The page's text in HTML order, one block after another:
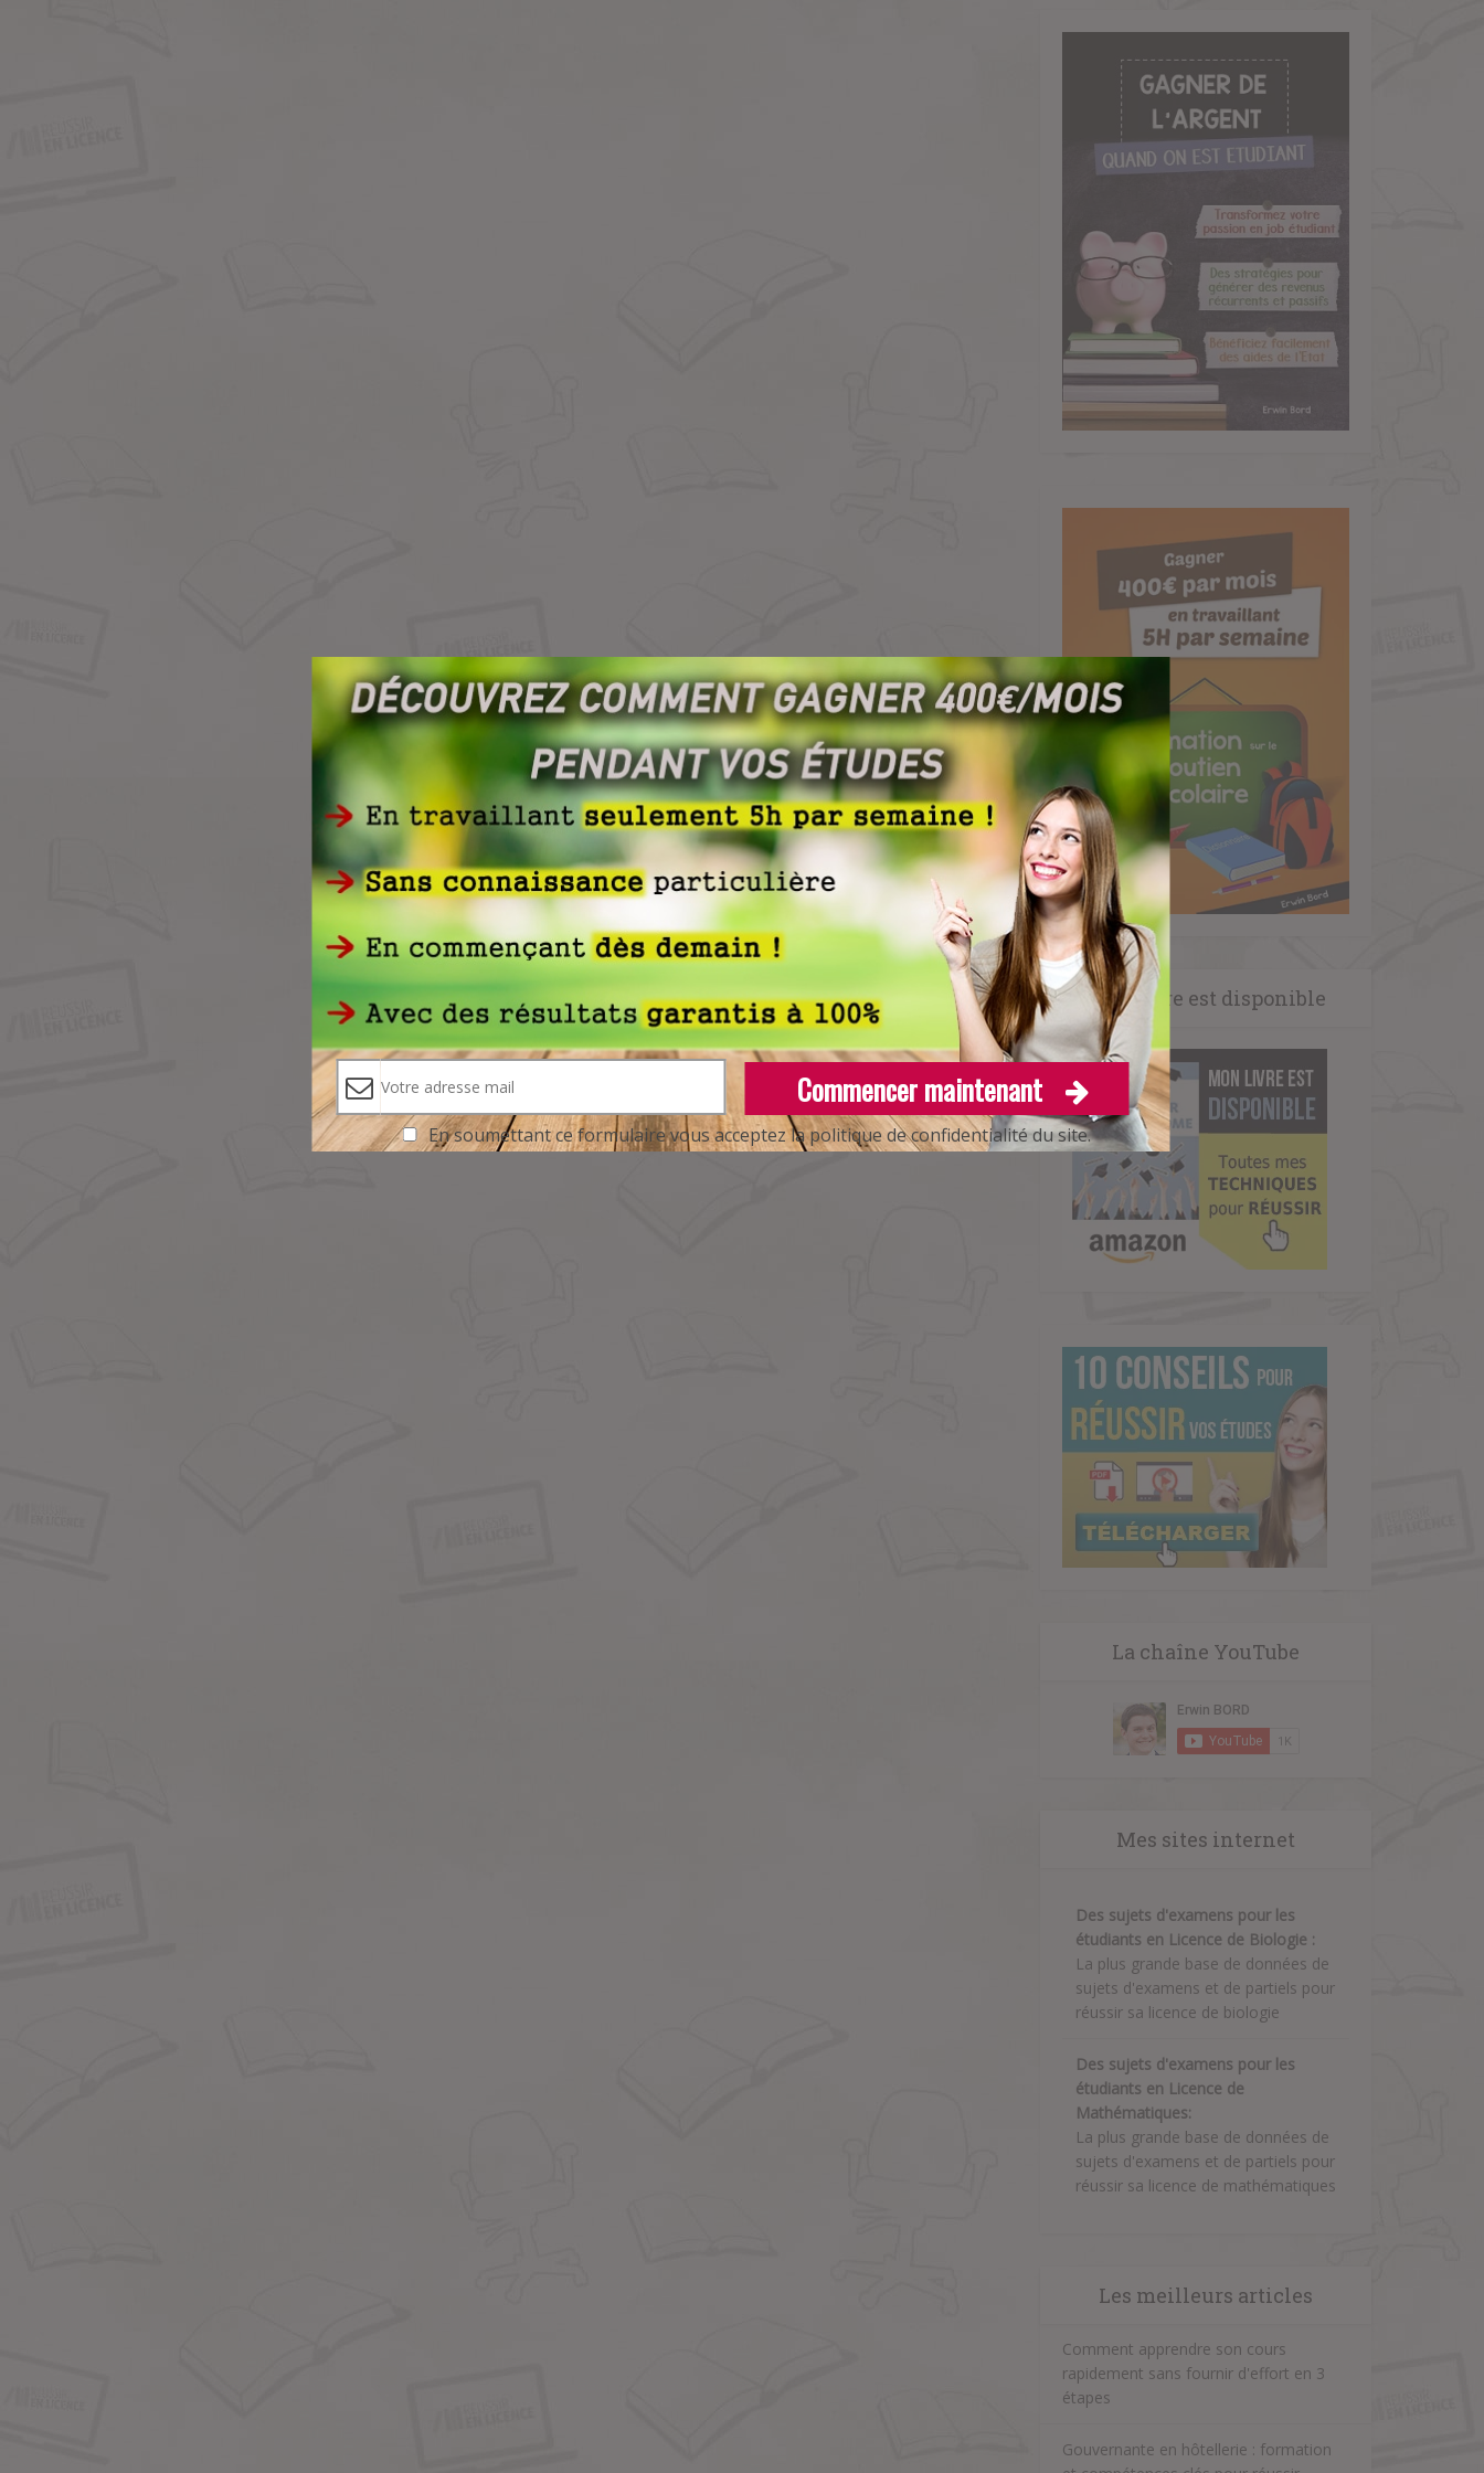
Mon livre est disponible
La chaîne YouTube
Mes sites internet
Des sujets d'examens pour les
étudiants en Licence de Biologie :
La plus grande base de données de
sujets d'examens et de partiels pour
réussir sa licence de biologie
Des sujets d'examens pour les
étudiants en Licence de
Mathématiques:
La plus grande base de données de
sujets d'examens et de partiels pour
réussir sa licence de mathématiques
Les meilleurs articles
Comment apprendre son cours
rapidement sans fournir d'effort en 3
étapes
Gouvernante en hôtellerie : formation
Commencer maintenant
En soumettant ce formulaire vous acceptez la politique de confidentialité du site.